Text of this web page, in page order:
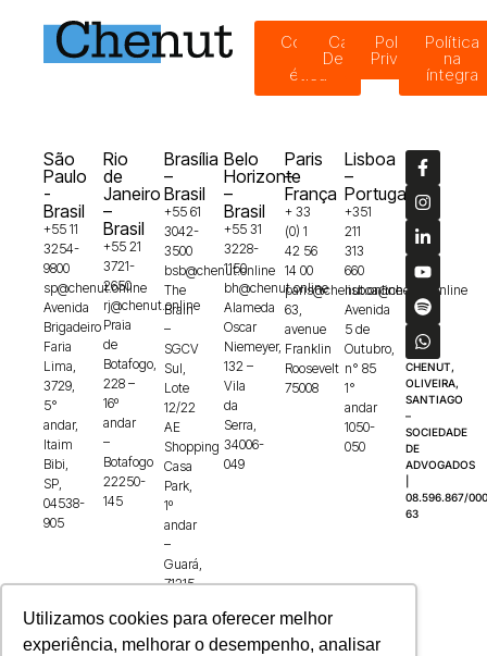
Utilizamos cookies para oferecer melhor
experiência, melhorar o desempenho, analisar
Código
ética
Canal de
Denúncias
Política de
Privacidade
Política
na
íntegra
São
Paulo
-
Brasil
+55 11
3254-
9800
sp@chenut.online
Avenida
Brigadeiro
Faria
Lima,
3729,
5°
andar,
Itaim
Bibi,
SP,
04538-
905
Rio
de
Janeiro
–
Brasil
+55 21
3721-
2650
rj@chenut.online
Praia
de
Botafogo,
228 –
16º
andar
–
Botafogo
22250-
145
Brasília
–
Brasil
+55 61
3042-
3500
bsb@chenut.online
The
Brain
–
SGCV
Sul,
Lote
12/22
AE
Shopping
Casa
Park,
1º
andar
–
Guará,
71215-
Belo
Horizonte
–
Brasil
+55 31
3228-
1150
bh@chenut.online
Alameda
Oscar
Niemeyer,
132 –
Vila
da
Serra,
34006-
049
Paris
–
França
+ 33
(0) 1
42 56
14 00
paris@chenut.online
63,
avenue
Franklin
Roosevelt
75008
Lisboa
–
Portugal
+351
211
313
660
lisboa@chenut.online
Avenida
5 de
Outubro,
n° 85
1°
andar
1050-
050
CHENUT,
OLIVEIRA,
SANTIAGO
–
SOCIEDADE
DE
ADVOGADOS
08.596.867/
63